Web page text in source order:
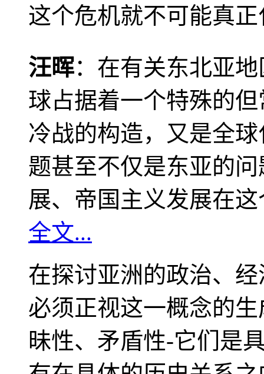
这个危机就不可能真
汪晖：在有关东北亚
球占据着一个特殊的
冷战的构造，又是全
题甚至不仅是东亚的
展、帝国主义发展在
全文...
在探讨亚洲的政治、
必须正视这一概念的
昧性、矛盾性-它们是